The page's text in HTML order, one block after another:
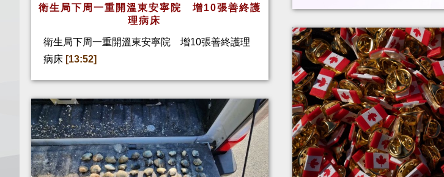
衛生局下周一重開溫東安寧院 增10張善終護
理病床
衛生局下周一重開溫東安寧院 增10張善終護理
病床 [13:52]